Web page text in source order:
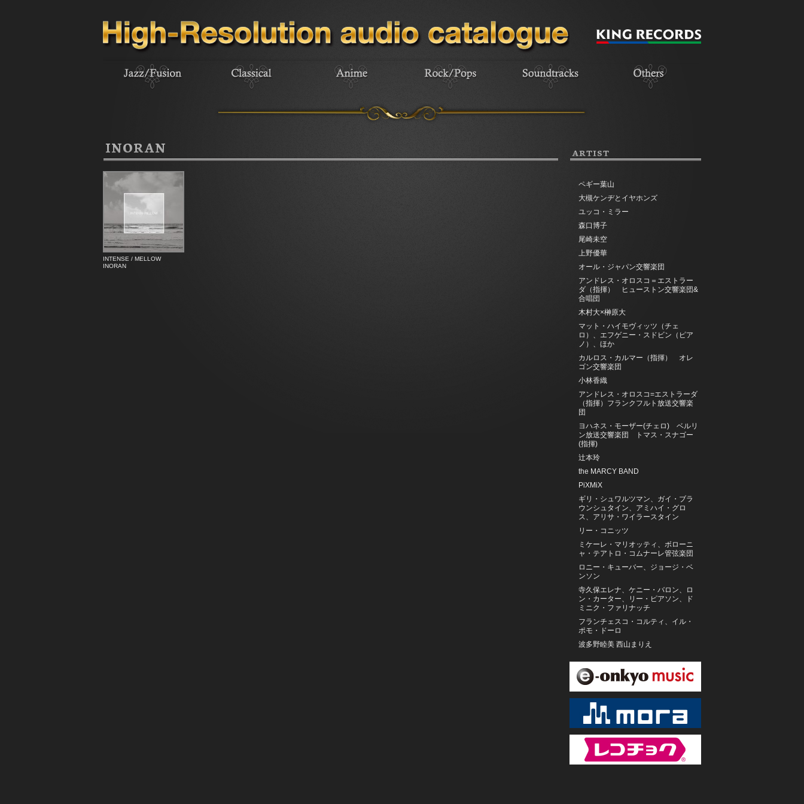
INORAN
INTENSE / MELLOW
INORAN
ARTIST
ペギー葉山
大槻ケンヂとイヤホンズ
ユッコ・ミラー
森口博子
尾崎未空
上野優華
オール・ジャパン交響楽団
アンドレス・オロスコ＝エストラー
ダ（指揮） ヒューストン交響楽団&
合唱団
木村大×榊原大
マット・ハイモヴィッツ（チェ
ロ）、エフゲニー・スドビン（ピア
ノ）、ほか
カルロス・カルマー（指揮） オレ
ゴン交響楽団
小林香織
アンドレス・オロスコ=エストラーダ
（指揮）フランクフルト放送交響楽
団
ヨハネス・モーザー(チェロ) ベルリ
ン放送交響楽団 トマス・スナゴー
(指揮)
辻本玲
the MARCY BAND
PiXMiX
ギリ・シュワルツマン、ガイ・ブラ
ウンシュタイン、アミハイ・グロ
ス、アリサ・ワイラースタイン
リー・コニッツ
ミケーレ・マリオッティ、ボローニ
ャ・テアトロ・コムナーレ管弦楽団
ロニー・キューバー、ジョージ・ベ
ンソン
寺久保エレナ、ケニー・バロン、ロ
ン・カーター、リー・ピアソン、ド
ミニク・ファリナッチ
フランチェスコ・コルティ、イル・
ポモ・ドーロ
波多野睦美 西山まりえ
キム・シン
ボンセン民族歌舞団
ワットポーの僧侶
Ozum
響野こひめ
西岡恭蔵
奥田宗宏とブルースカイ・ダンス・
オーケストラ